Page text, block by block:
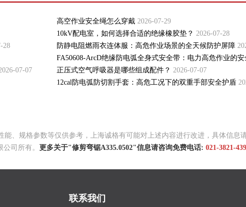
高空作业安全绳怎么穿戴 2026-07-29
10kV配电室，如何选择合适的绝缘橡胶垫？ 2026-07-28
28 防静电阻燃雨衣连体服：高危作业场景的全天候防护屏障
FA50608-ArcD绝缘防电弧全身式安全带：电力高危作业的
07-07 正压式空气呼吸器是哪些组成配件？ 2026-07-07
12cal防电弧防切割手套：高危工况下的双重手部安全护盾
、规格参数等仅供参考，上海诚格有可能对上述内容进行改进，具体信息
司所有。 更多关于"修剪弯锯A335.0502"信息请咨询免费电话: 021-3821-
联系我们